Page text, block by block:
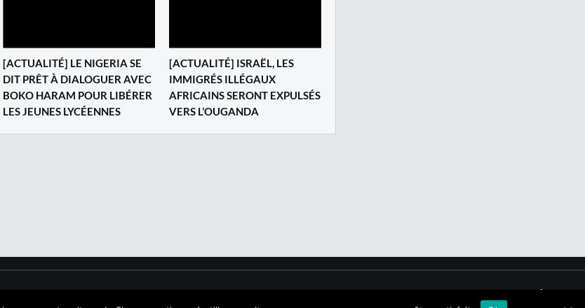
[ACTUALITÉ] LE NIGERIA SE
DIT PRÊT À DIALOGUER AVEC
BOKO HARAM POUR LIBÉRER
LES JEUNES LYCÉENNES
[ACTUALITÉ] ISRAËL, LES
IMMIGRÉS ILLÉGAUX
AFRICAINS SERONT EXPULSÉS
VERS L’OUGANDA